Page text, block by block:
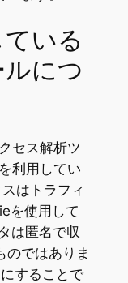
いる
につ
セス解析ツ
利用してい
はトラフィ
を使用して
は匿名で収
のではありま
することで